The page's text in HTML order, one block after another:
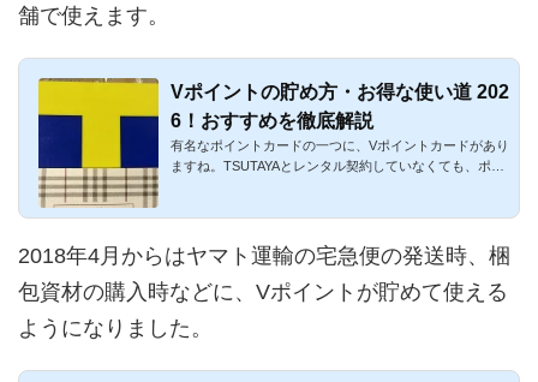
舗で使えます。
Vポイントの貯め方・お得な使い道 202
6！おすすめを徹底解説
有名なポイントカードの一つに、Vポイントカードがあり
ますね。TSUTAYAとレンタル契約していなくても、ポイ
2018年4月からはヤマト運輸の宅急便の発送時、梱
包資材の購入時などに、Vポイントが貯めて使える
ようになりました。